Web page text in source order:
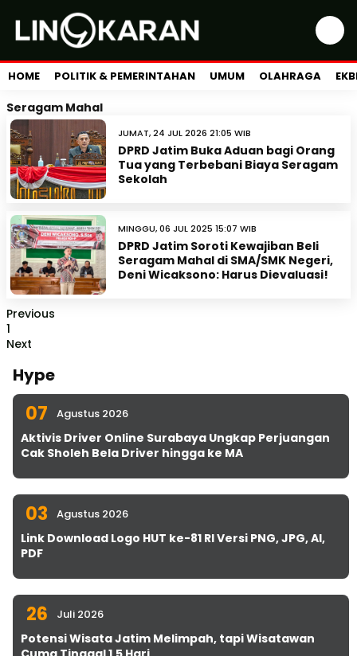
HOME POLITIK & PEMERINTAHAN UMUM OLAHRAGA
Seragam Mahal
JUMAT, 24 JUL 2026 21:05 WIB
DPRD Jatim Buka Aduan bagi Orang
Tua yang Terbebani Biaya Seragam
Sekolah
MINGGU, 06 JUL 2025 15:07 WIB
DPRD Jatim Soroti Kewajiban Beli
Seragam Mahal di SMA/SMK Negeri,
Deni Wicaksono: Harus Dievaluasi!
Previous
1
Next
Hype
07 Agustus 2026
Aktivis Driver Online Surabaya Ungkap Perjuangan
Cak Sholeh Bela Driver hingga ke MA
03 Agustus 2026
Link Download Logo HUT ke-81 RI Versi PNG, JPG, AI,
PDF
26 Juli 2026
Potensi Wisata Jatim Melimpah, tapi Wisatawan